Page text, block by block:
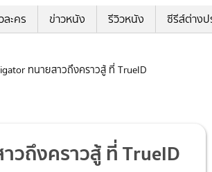
ละคร ข่าวหนัง รีวิวหนัง ซีรีส์ต่างป
ทนายสาวถึงคราวสู้ ที่ TrueID
วถึงคราวสู้ ที่ TrueID